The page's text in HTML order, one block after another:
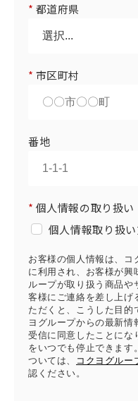
* 都道府県
* 市区町村
番地
* 個人情報の取り扱い
個人情報取り扱
お客様の個人情報は、コ
に利用され、お客様が興
ループが取り扱う商品
客様にご連絡を差し上げ
ただくと、こうした目的
ヨグループからの最新
受信に同意したことにな
をいつでも停止できます
ついては、
コクヨグルー
認ください。